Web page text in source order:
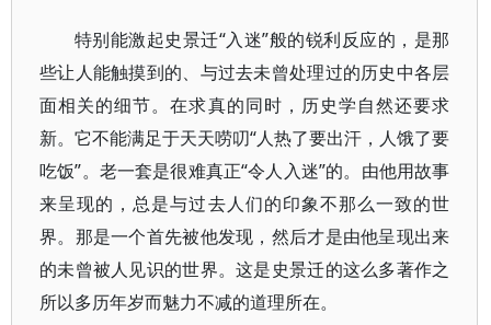
特别能激起史景迁“入迷”般的锐利反应的，是那
些让人能触摸到的、与过去未曾处理过的历史中各层
面相关的细节。在求真的同时，历史学自然还要求
新。它不能满足于天天唠叨“人热了要出汗，人饿了要
吃饭”。老一套是很难真正“令人入迷”的。由他用故事
来呈现的，总是与过去人们的印象不那么一致的世
界。那是一个首先被他发现，然后才是由他呈现出来
的未曾被人见识的世界。这是史景迁的这么多著作之
所以多历年岁而魅力不减的道理所在。